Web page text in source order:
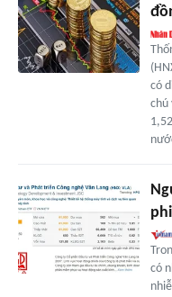
có
chú
có